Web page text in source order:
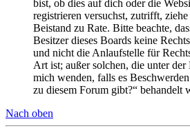
bist, ob dies auf dich oder die
registrieren versuchst, zutrifft,
Beistand zu Rate. Bitte beachte,
Besitzer dieses Boards keine
und nicht die Anlaufstelle für
Art ist; außer solchen, die unter
mich wenden, falls es
zu diesem Forum gibt?“ behandelt
Nach oben